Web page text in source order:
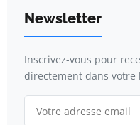
Newsletter
Inscrivez-vous pour
directement dans votre